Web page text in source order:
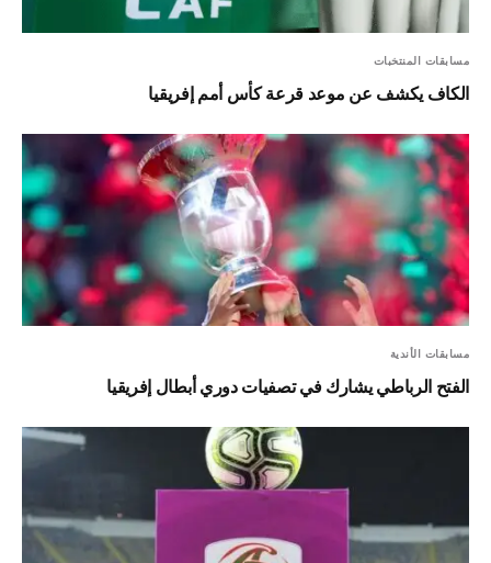
مسابقات المنتخبات
الكاف يكشف عن موعد قرعة كأس أمم إفريقيا
مسابقات الأندية
الفتح الرباطي يشارك في تصفيات دوري أبطال إفريقيا